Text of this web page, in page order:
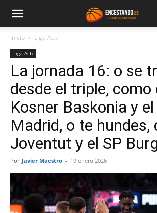
Inicio Liga Acb
Liga Acb
La jornada 16: o se
desde el triple, como
Kosner Baskonia y el
Madrid, o te hundes,
Joventut y el SP
Por Javier Maestro - 19 enero 2026